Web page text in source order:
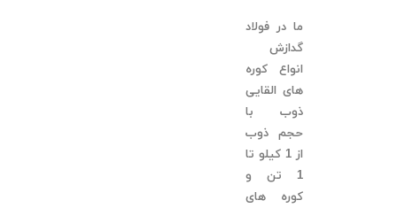
ما در فولاد
گدازش
انواع کوره
های القایی
ذوب با
حجم ذوب
از 1 کیلو تا
1 تن و
کوره های